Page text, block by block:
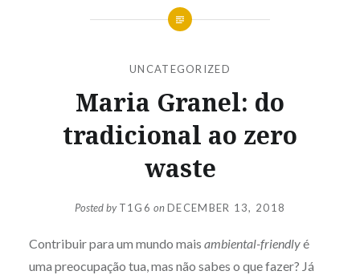
UNCATEGORIZED
Maria Granel: do
tradicional ao zero
waste
Posted byT1G6 onDECEMBER 13, 2018
Contribuir para um mundo mais ambiental-friendlyé
uma preocupação tua, mas não sabes o que fazer? Já